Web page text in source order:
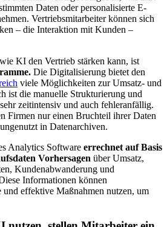
Daten oder personalisierte E-
Vertriebsmitarbeiter können sich
– die Interaktion mit Kunden –
KI den Vertrieb stärken kann, ist
Die Digitalisierung bietet den
viele Möglichkeiten zur Umsatz- und
ist die manuelle Strukturierung und
zeitintensiv und auch fehleranfällig.
Firmen nur einen Bruchteil ihrer Daten
in Datenarchiven.
Analytics Software errechnet auf Basis
Vorhersagen über Umsatz,
Kundenabwanderung und
Informationen können
und effektive Maßnahmen nutzen, um